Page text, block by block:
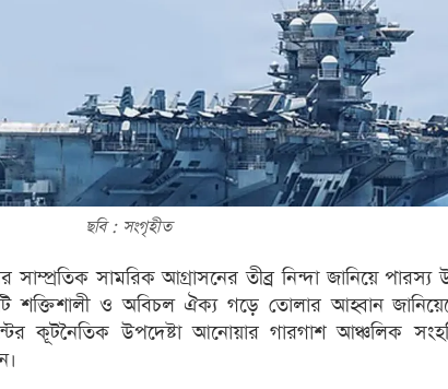
ছবি : সংগৃহীত
সামরিক আগ্রাসনের তীব্র নিন্দা জানিয়ে পারস্য
শক্তিশালী ও অবিচল ঐক্য গড়ে তোলার আহ্বান
কূটনৈতিক উপদেষ্টা আনোয়ার গারগাশ আঞ্চলিক